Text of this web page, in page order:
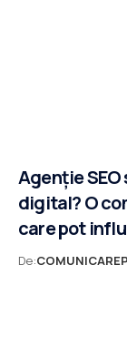
Agenție
digital? O
care pot
De: